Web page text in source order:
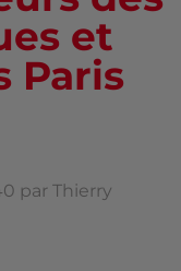
et
Paris
par Thierry